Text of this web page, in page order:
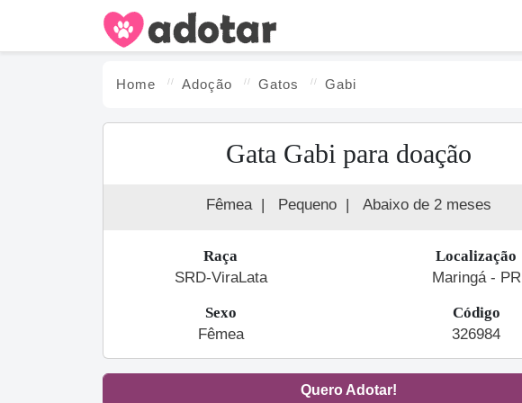
Home Adoção Gatos Gabi
Gata Gabi para doação
Fêmea | Pequeno | Abaixo de 2 meses
Raça
SRD-ViraLata
Localização
Maringá - PR
Sexo
Fêmea
Código
326984
Quero Adotar!